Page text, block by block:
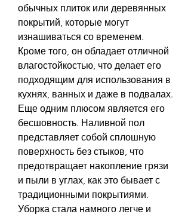
обычных плиток или деревянных
покрытий, которые могут
изнашиваться со временем.
Кроме того, он обладает отличной
влагостойкостью, что делает его
подходящим для использования в
кухнях, ванных и даже в подвалах.
Еще одним плюсом является его
бесшовность. Наливной пол
представляет собой сплошную
поверхность без стыков, что
предотвращает накопление грязи
и пыли в углах, как это бывает с
традиционными покрытиями.
Уборка стала намного легче и